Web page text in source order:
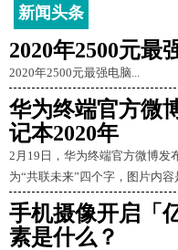
新闻头条
2020年2500元最
2020年2500元最强电脑...
华为终端官方微
记本2020年
2月19日，华为终端官方微博发
为“共联未来”四个字，图片内容
手机摄像开启「
素是什么？